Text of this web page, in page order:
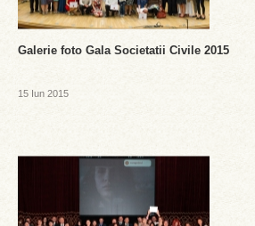
Galerie foto Gala Societatii Civile 2015
15 Iun 2015